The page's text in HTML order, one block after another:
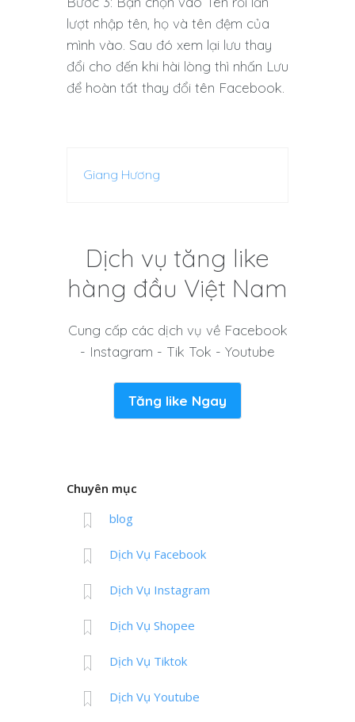
lượt nhập tên, họ và tên đệm của
mình vào. Sau đó xem lại lưu thay
đổi cho đến khi hài lòng thì nhấn Lưu
để hoàn tất thay đổi tên Facebook.
Giang Hương
Dịch vụ tăng like
hàng đầu Việt Nam
Cung cấp các dịch vụ về Facebook
- Instagram - Tik Tok - Youtube
Tăng like Ngay
Chuyên mục
blog
Dịch Vụ Facebook
Dịch Vụ Instagram
Dịch Vụ Shopee
Dịch Vụ Tiktok
Dịch Vụ Youtube